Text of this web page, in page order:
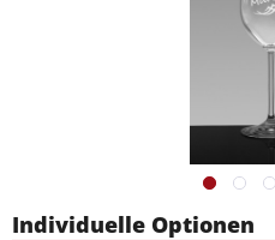
Individuelle Optionen